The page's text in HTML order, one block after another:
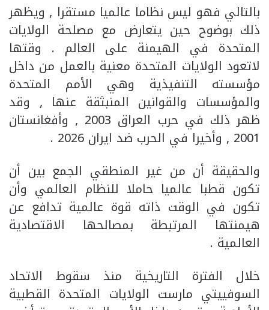
بالتالي فهو ليس نظاما عالميا مستقرا , ويظهر
ذلك بوضوح حين يتعارض مع مصلحة الولايات
المتحدة في الهيمنة على العالم . وقتها
لاتعود الولايات المتحدة معنية بالعمل من داخل
مؤسسته التنفيذية وهي الأمم المتحدة
والمؤسسات والقوانين المنبثقة عنها , وقد
ظهر ذلك في حرب العراق 2003 , وأفغانستان
2001 , وأخيرا في الحرب ضد ايران 2026 .
والحقيقة أن من غير المنطقي الجمع بين أن
تكون قطبا عالميا حاملا للنظام العالمي وأن
تكون في الوقت ذاته قوة عالمية تدافع عن
هيمنتها المرتبطة بمصالحها الاقتصادية
العالمية .
خلال الفترة التاريخية منذ سقوط الاتحاد
السوفييتي مارست الولايات المتحدة القطبية